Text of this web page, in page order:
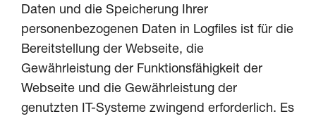
Daten und die Speicherung Ihrer
personenbezogenen Daten in Logfiles ist für die
Bereitstellung der Webseite, die
Gewährleistung der Funktionsfähigkeit der
Webseite und die Gewährleistung der
genutzten IT-Systeme zwingend erforderlich. Es